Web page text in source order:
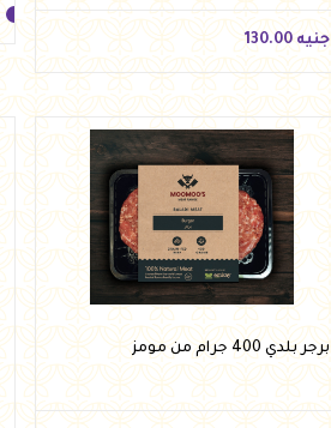
جنيه 130.00
جنيه 130.00
أضف للسلة
برجر بلدي 400 جرام من مومز